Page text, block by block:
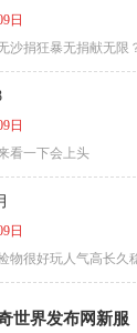
日
沙捐狂暴无捐献无限
日
看一下会上头
日
物很好玩人气高长久
世界发布网新服